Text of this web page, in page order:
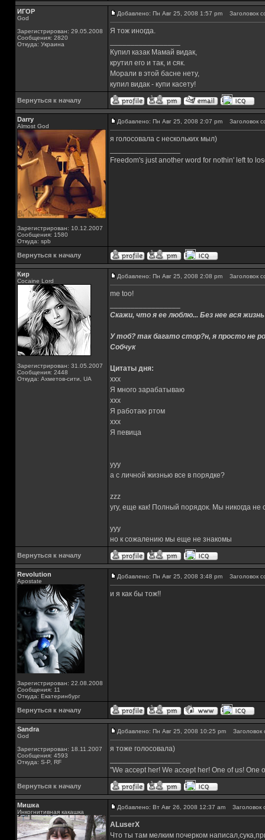
ИГОР
God
Зарегистрирован: 29.05.2008
Сообщения: 2820
Откуда: Украина
Добавлено: Пн Авг 25, 2008 1:57 pm Заголовок
Я тож иногда.
Купил казак Мамай видак,
крутил его и так, и сяк.
Морали в этой басне нету,
купил видак - купи касету!
Вернуться к началу
Darry
Almost God
Зарегистрирован: 10.12.2007
Сообщения: 1580
Откуда: spb
Добавлено: Пн Авг 25, 2008 2:07 pm Заголовок
я голосовала с нескольких мыл)
Freedom's just another word for nothin' left to
Вернуться к началу
Кир
Cocaine Lord
Зарегистрирован: 31.05.2007
Сообщения: 2448
Откуда: Ахметов-сити, UA
Добавлено: Пн Авг 25, 2008 2:08 pm Заголовок
me too!
Скажи, что я ее люблю... Без нее вся
У тоб? так багато стор?н, я просто не
Собчук
Цитаты дня:
xxx
Я много зарабатываю
xxx
Я работаю ртом
xxx
Я певица
yyy
а с личной жизнью все в порядке?
zzz
угу, еще как! Полный порядок. Мы никогда
yyy
но к сожалению мы еще не знакомы
Вернуться к началу
Revolution
Apostate
Зарегистрирован: 22.08.2008
Сообщения: 11
Откуда: Екатеринбург
Добавлено: Пн Авг 25, 2008 3:48 pm Заголовок
и я как бы тож!!
Вернуться к началу
Sandra
God
Зарегистрирован: 18.11.2007
Сообщения: 4593
Откуда: S-P, RF
Добавлено: Пн Авг 25, 2008 10:25 pm Заголовок
я тоже голосовала)
"We accept her! We accept her! One of us!
Вернуться к началу
Мишка
Инкогнитивная какашка
Добавлено: Вт Авг 26, 2008 12:37 am Заголовок
ALuserX
Что ты там мелким почерком